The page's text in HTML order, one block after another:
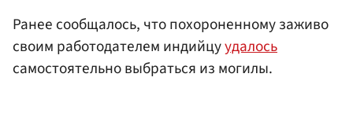
Ранее сообщалось, что похороненному заживо
своим работодателем индийцуудалось
самостоятельно выбраться из могилы.